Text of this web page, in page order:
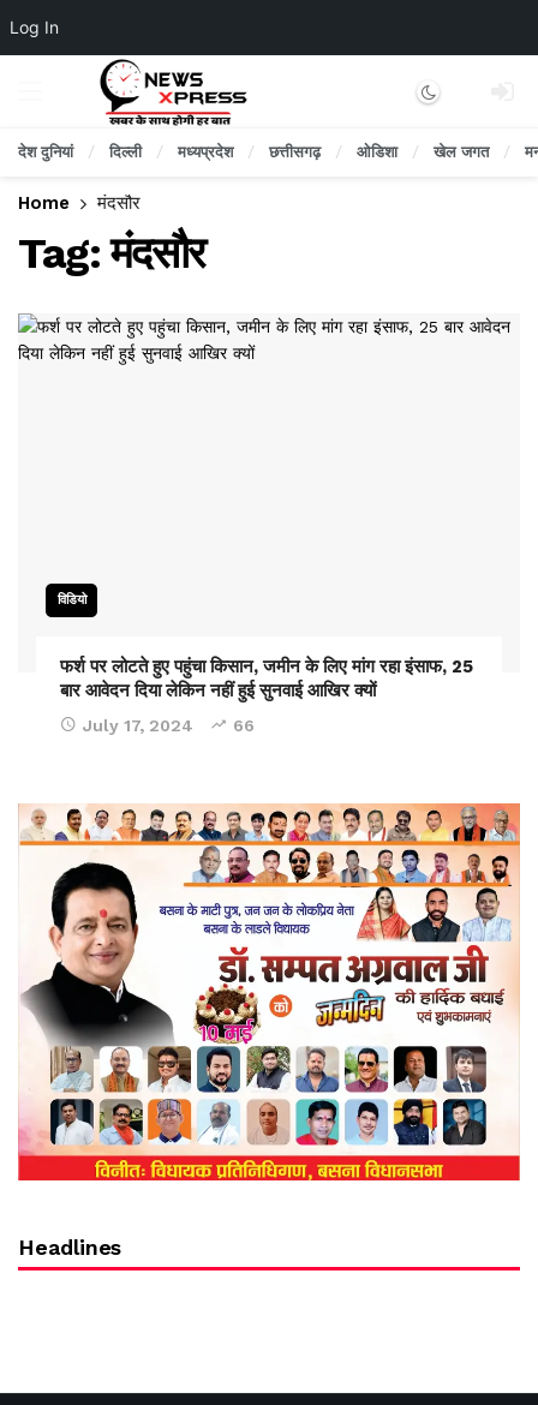
Log In
Dark mode
देश दुनियां दिल्ली मध्यप्रदेश छत्तीसगढ़ ओडिशा खेल जगत
Home मंदसौर
Tag:मंदसौर
विडियो
फर्श पर लोटते हुए पहुंचा किसान, जमीन के लिए मांग रहा इंसाफ, 25
बार आवेदन दिया लेकिन नहीं हुई सुनवाई आखिर क्यों
July 17, 2024 66
Headlines